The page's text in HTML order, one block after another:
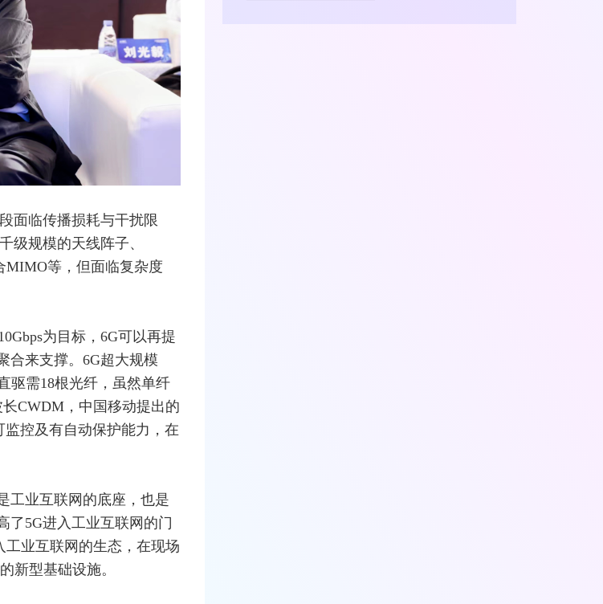
面临传播损耗与干扰限
级规模的天线阵子、
MIMO等，但面临复杂度
为目标，6G可以再提
合来支撑。6G超大规模
驱需18根光纤，虽然单纤
CWDM， 中国移动提出的
控及有自动保护能力，在
工业互联网的底座，也是
了5G进入工业互联网的门
工业互联网的生态，在现场
新型基础设施。